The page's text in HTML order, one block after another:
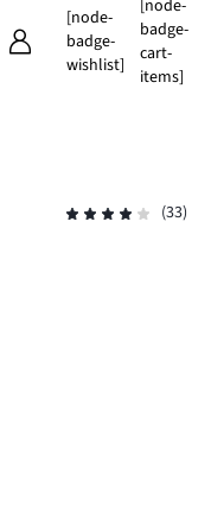
[node-
badge-
wishlist]
[node-
badge-
cart-
items]
(33)